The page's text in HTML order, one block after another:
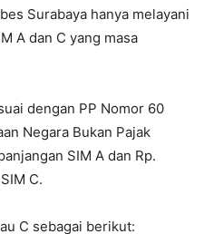
Surabaya hanya melayani
A dan C yang masa
dengan PP Nomor 60
Negara Bukan Pajak
SIM A dan Rp.
C.
C sebagai berikut: